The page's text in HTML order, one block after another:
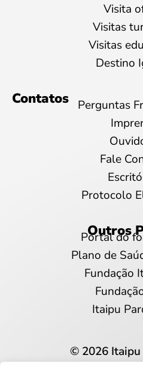
Visita
Visitas
Visitas
Destino
Contatos
Perguntas
Fale
Protocolo
Outros
Portal do
Plano de
Fundação
Itaipu
© 2026